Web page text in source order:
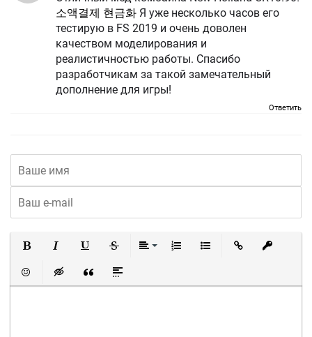
소액결제 현금화 Я уже несколько часов его
тестирую в FS 2019 и очень доволен
качеством моделирования и
реалистичностью работы. Спасибо
разработчикам за такой замечательный
дополнение для игры!
Ответить
Вставить смайлик
Вставка скрытого текста
Вставка цитаты
Вставка спойлера